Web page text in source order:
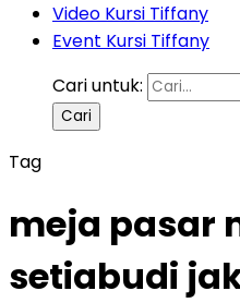
Video Kursi Tiffany
Event Kursi Tiffany
Cari untuk:
Tag
meja pasar
setiabudi